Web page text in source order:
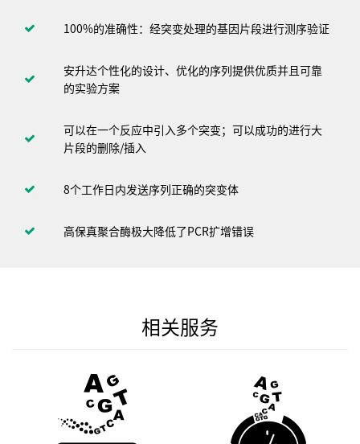
100%的准确性：经突变处理的基因片段进行测序验证
安升达个性化的设计、优化的序列提供优质并且可靠
的实验方案
可以在一个反应中引入多个突变；可以成功的进行大
片段的删除/插入
8个工作日内发送序列正确的突变体
高保真聚合酶极大降低了PCR扩增错误
相关服务